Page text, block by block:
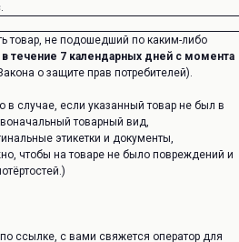
товар, не подошедший по каким-либо
в течение 7 календарных дней с момента
о защите прав потребителей).
в случае, если указанный товар не был в
товарный вид,
этикетки и документы,
чтобы на товаре не было повреждений и
по ссылке, с вами свяжется оператор для